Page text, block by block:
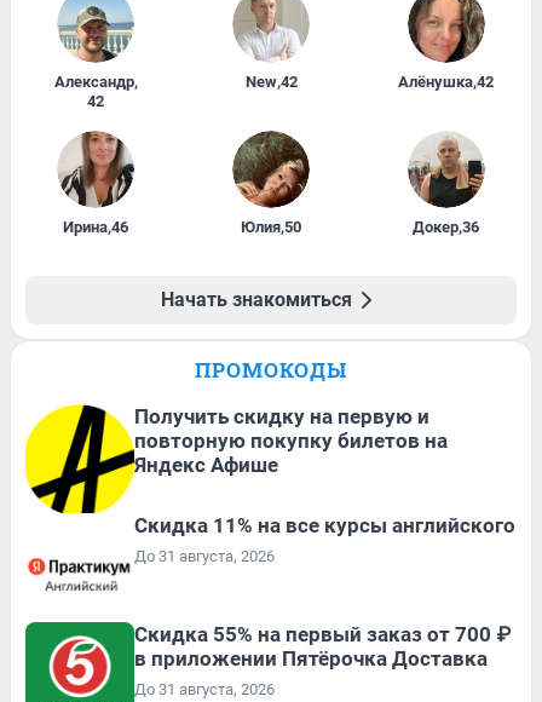
Александр,
42
New,42 Алёнушка,42
Ирина,46 Юлия,50 Докер,36
Начать знакомиться
ПРОМОКОДЫ
Получить скидку на первую и
повторную покупку билетов на
Яндекс Афише
Скидка 11% на все курсы английского
До 31 августа, 2026
Скидка 55% на первый заказ от 700 ₽
в приложении Пятёрочка Доставка
До 31 августа, 2026